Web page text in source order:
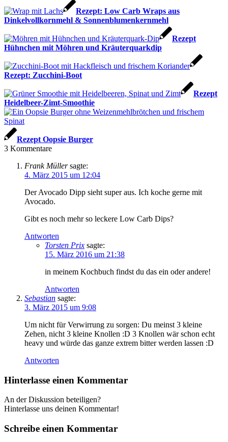
Rezept: Low Carb Wraps aus
Dinkelvollkornmehl & Sonnenblumenkernmehl
Rezept
Hühnchen mit Möhren und Kräuterquarkdip
Rezept: Zucchini-Boot
Rezept
Heidelbeer-Zimt-Smoothie
Rezept Oopsie Burger
3 Kommentare
Frank Müller sagte:
4. März 2015 um 12:04
Der Avocado Dipp sieht super aus. Ich koche gerne mit
Avocado.
Gibt es noch mehr so leckere Low Carb Dips?
Antworten
Torsten Prix sagte:
15. März 2016 um 21:38
in meinem Kochbuch findst du das ein oder andere!
Antworten
Sebastian sagte:
3. März 2015 um 9:08
Um nicht für Verwirrung zu sorgen: Du meinst 3 kleine
Zehen, nicht 3 kleine Knollen :D 3 Knollen wär schon echt
heavy und würde das ganze extrem bitter werden lassen :D
Antworten
Hinterlasse einen Kommentar
An der Diskussion beteiligen?
Hinterlasse uns deinen Kommentar!
Schreibe einen Kommentar